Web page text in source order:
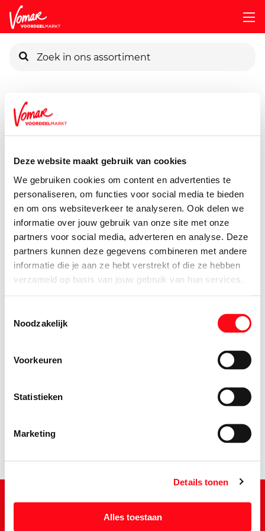
Deze website maakt gebruik van cookies
We gebruiken cookies om content en advertenties te
personaliseren, om functies voor social media te bieden
en om ons websiteverkeer te analyseren. Ook delen we
informatie over jouw gebruik van onze site met onze
partners voor social media, adverteren en analyse. Deze
partners kunnen deze gegevens combineren met andere
informatie die je aan ze hebt verstrekt of die ze hebben
verzameld op basis van jouw gebruik van hun services.
Noodzakelijk
Voorkeuren
Statistieken
Marketing
Details tonen
Alles toestaan
Pincode vergeten
Persoonlijk KIK-account
Assortiment
350 gram
4.45